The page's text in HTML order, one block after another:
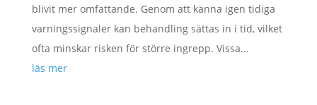
blivit mer omfattande. Genom att känna igen tidiga
varningssignaler kan behandling sättas in i tid, vilket
ofta minskar risken för större ingrepp. Vissa...
läs mer